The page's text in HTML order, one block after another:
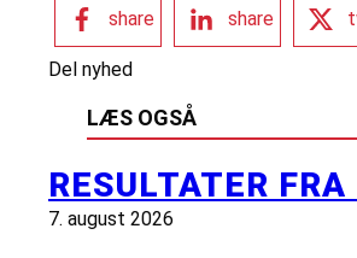
share share
Del nyhed
LÆS OGSÅ
RESULTATER
7. august 2026